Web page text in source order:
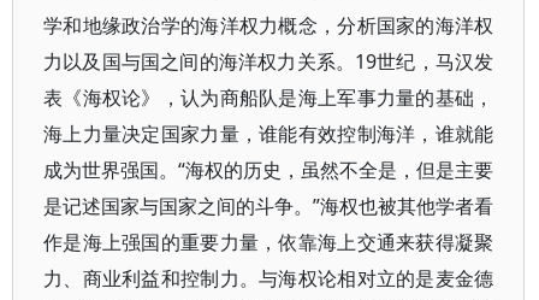
学和地缘政治学的海洋权力概念，分析国家的海洋权
力以及国与国之间的海洋权力关系。19世纪，马汉发
表《海权论》，认为商船队是海上军事力量的基础，
海上力量决定国家力量，谁能有效控制海洋，谁就能
成为世界强国。“海权的历史，虽然不全是，但是主要
是记述国家与国家之间的斗争。”海权也被其他学者看
作是海上强国的重要力量，依靠海上交通来获得凝聚
力、商业利益和控制力。与海权论相对立的是麦金德